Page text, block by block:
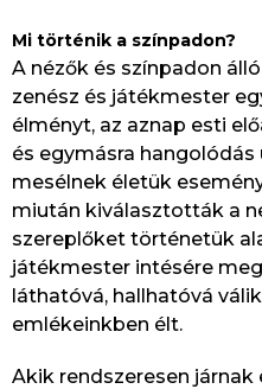
Mi történik a színpadon?
A nézők és színpadon
zenész és játékmester
élményt, az aznap esti
és egymásra
mesélnek életük
miután kiválasztották a
szereplőket történetük
játékmester intésére
láthatóvá, hallhatóvá
emlékeinkben élt.
Akik rendszeresen járnak